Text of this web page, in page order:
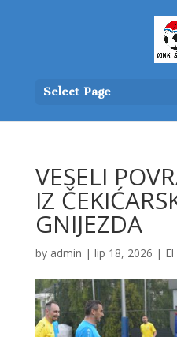
Select Page
VESELI
IZ
GNIJEZDA
by admin | lip 18, 2026 |